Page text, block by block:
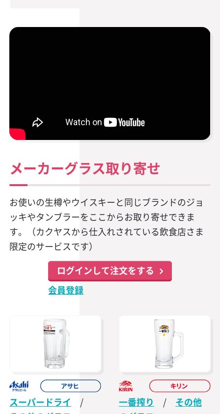
メーカーグラス取り寄せ
スーパードライ
/
一番搾り /
その他
お使いの生樽やウイスキーと同じブランドのジョ
ッキやタンブラーをここからお取り寄せできま
す。（カクヤスから仕入れされている飲食店さま
限定のサービスです）
ログインして注文をする
会員登録